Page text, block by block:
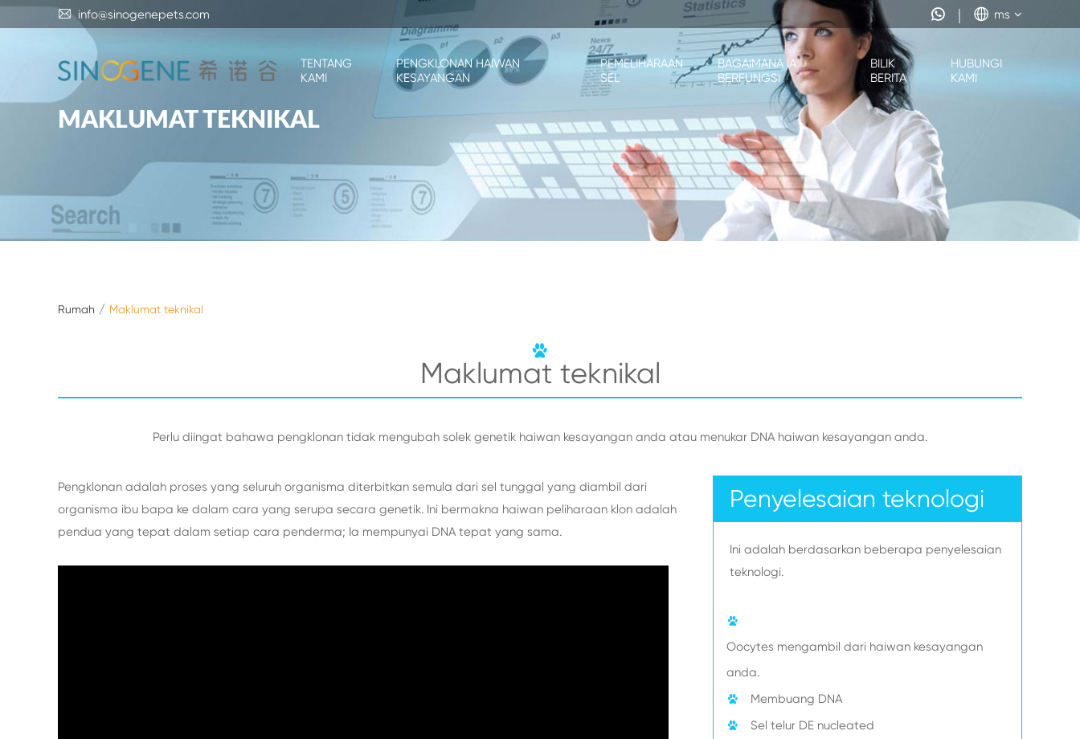
 info@sinogenepets.com   ms
TENTANG
KAMI
PENGKLONAN HAIWAN
KESAYANGAN
PEMELIHARAAN
SEL
BAGAIMANA IA
BERFUNGSI
BILIK
BERITA
HUBUNGI
KAMI
MAKLUMAT TEKNIKAL
Rumah Maklumat teknikal
Maklumat teknikal
Perlu diingat bahawa pengklonan tidak mengubah solek genetik haiwan kesayangan anda atau menukar DNA haiwan kesayangan anda.
Pengklonan adalah proses yang seluruh organisma diterbitkan semula dari sel tunggal yang diambil dari
organisma ibu bapa ke dalam cara yang serupa secara genetik. Ini bermakna haiwan peliharaan klon adalah
pendua yang tepat dalam setiap cara penderma; Ia mempunyai DNA tepat yang sama.
Penyelesaian teknologi
Ini adalah berdasarkan beberapa penyelesaian
teknologi.
Oocytes mengambil dari haiwan kesayangan
anda.
Membuang DNA
Sel telur DE nucleated